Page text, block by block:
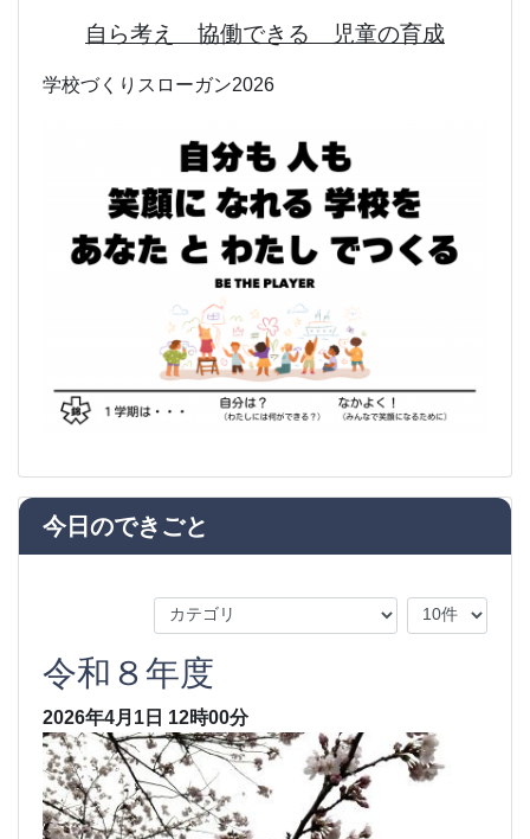
自ら考え 協働できる 児童の育成
学校づくりスローガン2026
今日のできごと
令和８年度
2026年4月1日 12時00分